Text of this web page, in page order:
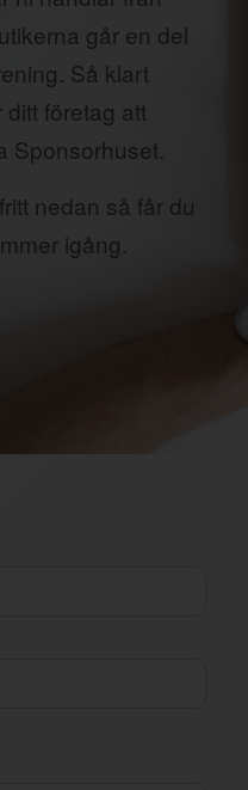
går en del
Så klart
företag att
Sponsorhuset.
nedan så får du
igång.